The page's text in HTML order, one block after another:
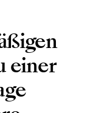
einer